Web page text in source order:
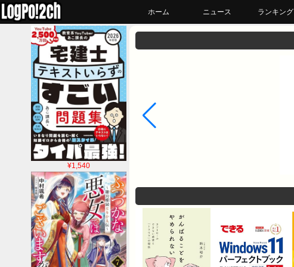
ホーム ニュース ランキング
¥1,540